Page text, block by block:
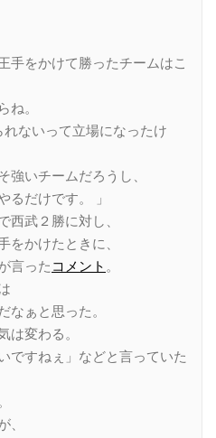
手をかけて勝ったチームはこ
ね。
ないって立場になったけ
強いチームだろうし、
るだけです。 」
西武２勝に対し、
をかけたときに、
言った コメント 。
なぁと思った。
は変わる。
ですねぇ」などと言っていた
、